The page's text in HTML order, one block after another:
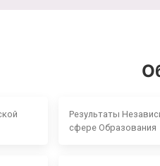
Результаты
сфере Образования